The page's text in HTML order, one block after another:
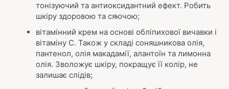
тонізуючий та антиоксидантний ефект. Робить
шкіру здоровою та сяючою;
вітамінний крем на основі обліпихової вичавки і
вітаміну С. Також у складі соняшникова олія,
пантенол, олія макадамії, алантоїн та лимонна
олія. Зволожує шкіру, покращує її колір, не
залишає слідів;